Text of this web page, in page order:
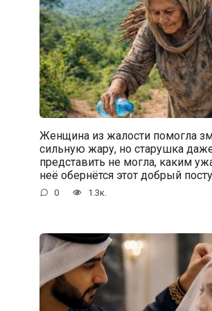
Женщина из жалости помогла
сильную жару, но старушка
представить не могла, каким
неё обернётся этот добрый
0 1.3к.